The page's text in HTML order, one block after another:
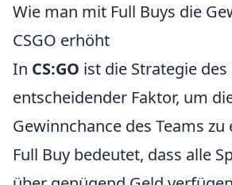
Wie man mit Full Buys die
CSGO erhöht
In CS:GO ist die Strategie des
entscheidender Faktor, um
Gewinnchance des Teams zu
Full Buy bedeutet, dass alle